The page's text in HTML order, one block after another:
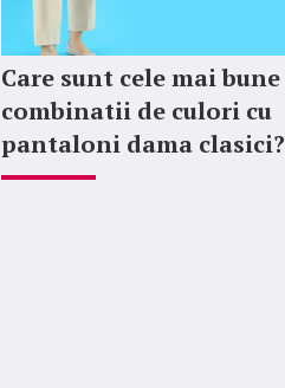
Care sunt cele mai bune
combinatii de culori cu
pantaloni dama clasici?